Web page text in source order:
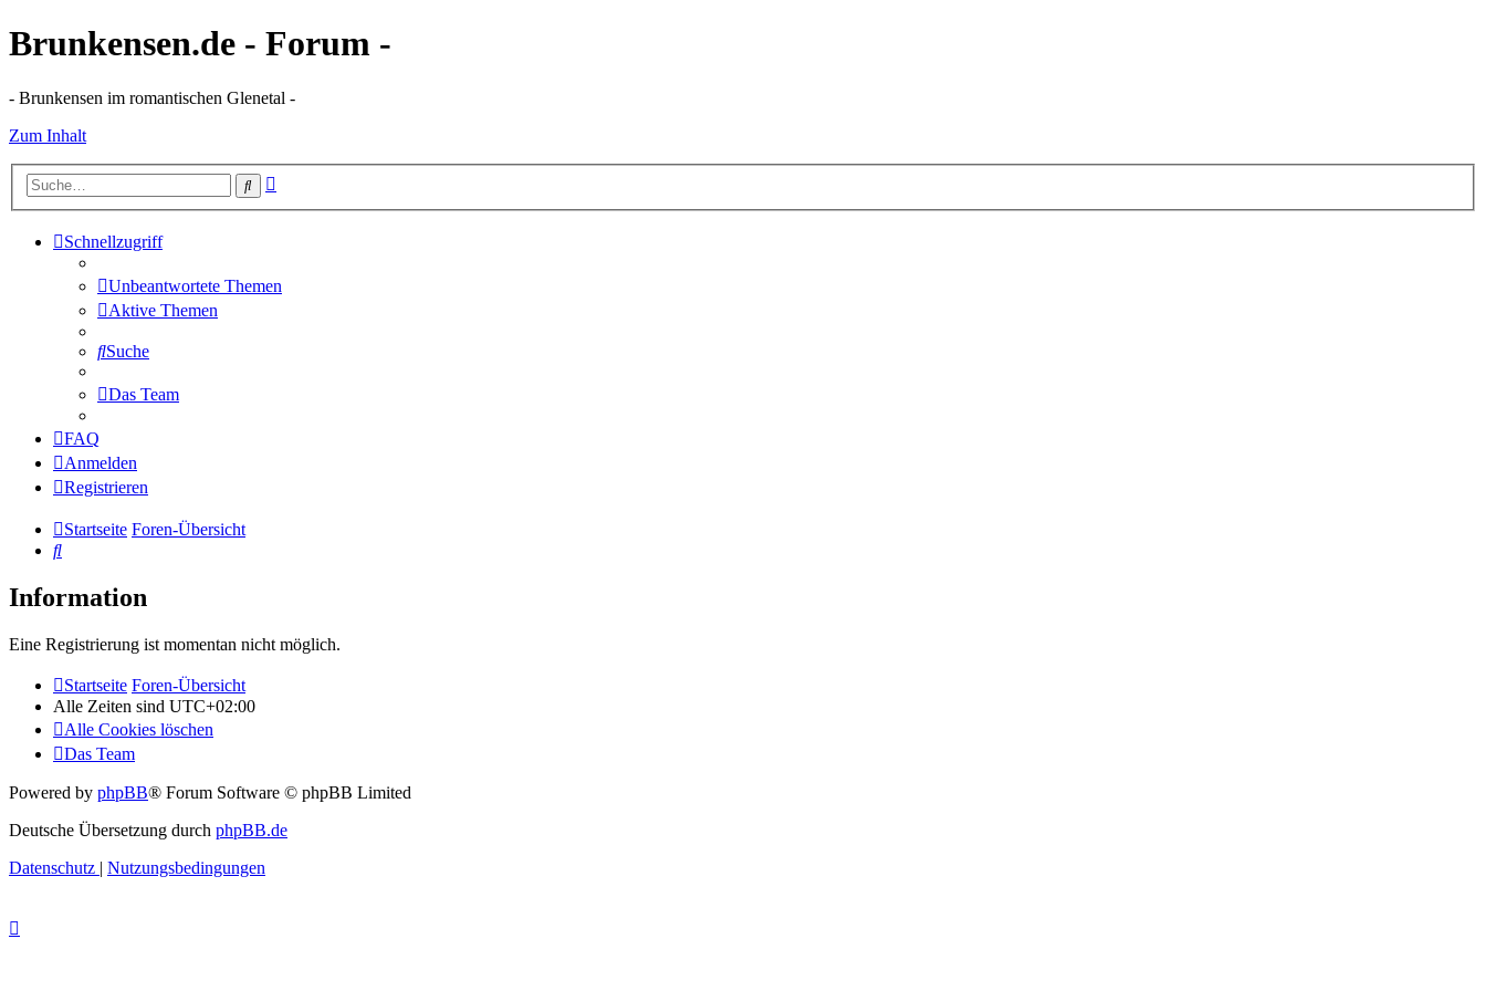
Brunkensen.de - Forum -
- Brunkensen im romantischen Glenetal -
Zum Inhalt
Suche
Schnellzugriff
Unbeantwortete Themen
Aktive Themen
Suche
Das Team
FAQ
Anmelden
Registrieren
Startseite Foren-Übersicht
Suche
Information
Eine Registrierung ist momentan nicht möglich.
Startseite Foren-Übersicht
Alle Zeiten sind UTC+02:00
Alle Cookies löschen
Das Team
Powered by phpBB® Forum Software © phpBB Limited
Deutsche Übersetzung durch phpBB.de
Datenschutz | Nutzungsbedingungen